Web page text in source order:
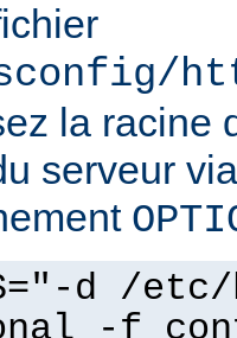
la racine
serveur
d /